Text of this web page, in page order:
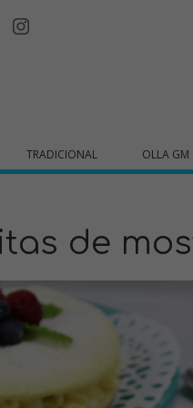
TRADICIONAL OLLA GM
de